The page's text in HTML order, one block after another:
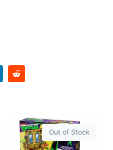
Out of Stock